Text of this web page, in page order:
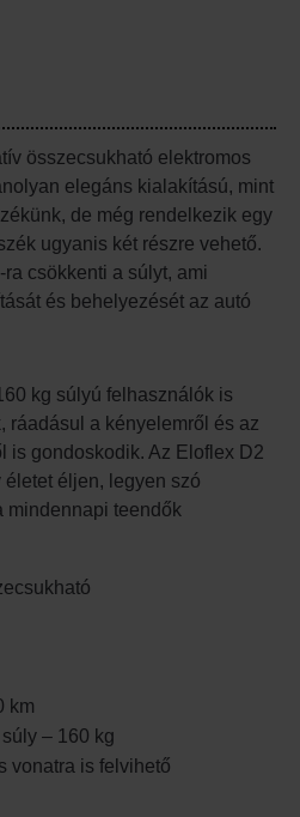
összecsukható elektromos
elegáns kialakítású, mint
de még rendelkezik egy
ugyanis két részre vehető.
csökkenti a súlyt, ami
és behelyezését az autó
kg súlyú felhasználók is
ráadásul a kényelemről és az
is gondoskodik. Az Eloflex D2
életet éljen, legyen szó
mindennapi teendők
km
– 160 kg
vonatra is felvihető